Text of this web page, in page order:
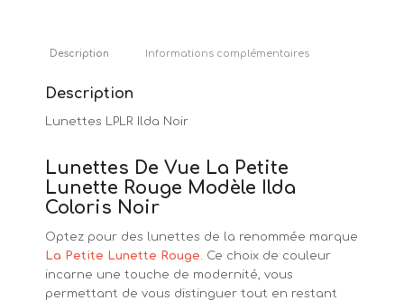
Description Informations complémentaires
Description
Lunettes LPLR Ilda Noir
Lunettes De Vue La Petite
Lunette Rouge Modèle Ilda
Coloris Noir
Optez pour des lunettes de la renommée marque
La Petite Lunette Rouge . Ce choix de couleur
incarne une touche de modernité, vous
permettant de vous distinguer tout en restant